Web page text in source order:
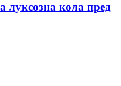
луксозна кола пред